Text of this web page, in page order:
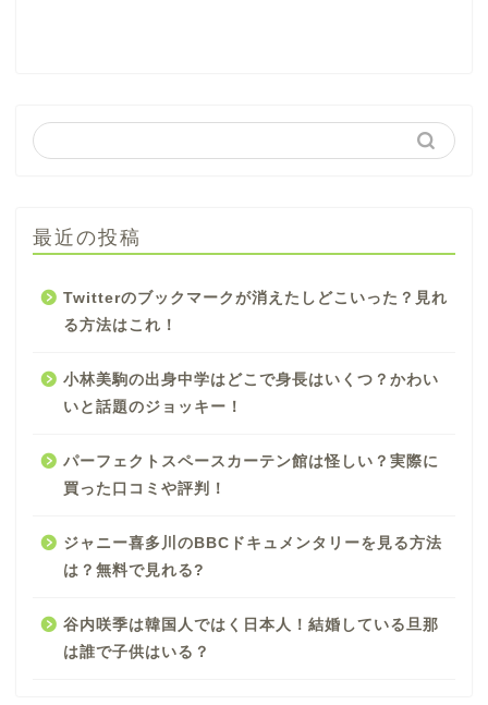
最近の投稿
Twitterのブックマークが消えたしどこいった？見れ
る方法はこれ！
小林美駒の出身中学はどこで身長はいくつ？かわい
いと話題のジョッキー！
パーフェクトスペースカーテン館は怪しい？実際に
買った口コミや評判！
ジャニー喜多川のBBCドキュメンタリーを見る方法
は？無料で見れる?
谷内咲季は韓国人ではく日本人！結婚している旦那
は誰で子供はいる？